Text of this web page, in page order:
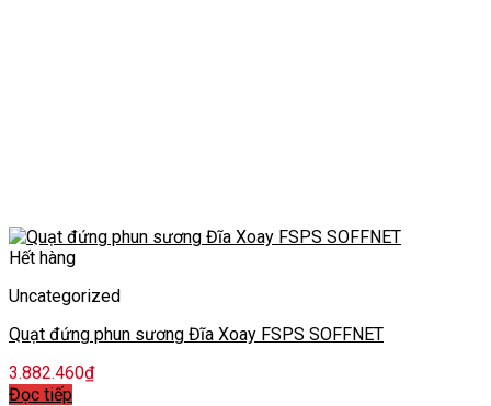
Hết hàng
Uncategorized
Quạt đứng phun sương Đĩa Xoay FSPS SOFFNET
3.882.460₫
Đọc tiếp